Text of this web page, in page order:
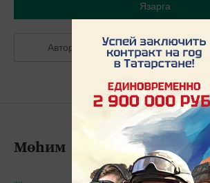
Язарга
Авторлашырга
Мөһим